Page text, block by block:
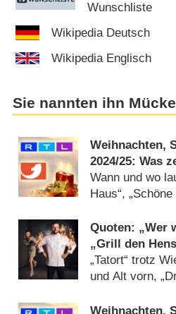
Wunschliste
Wikipedia Deutsch
Wikipedia Englisch
Sie nannten ihn
Weihnachten,
2024/​25: Was
ProSieben und
Wann und wo
Haus“,
Quoten: „Wer
„Grill den
Jüngeren
„Tatort“ trotz
und Alt vorn,
Weihnachten,